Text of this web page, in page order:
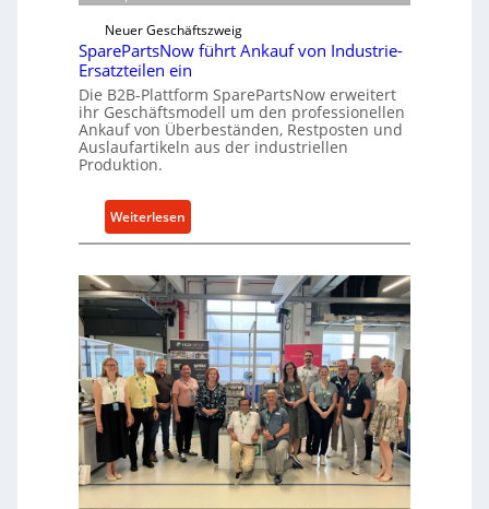
k
t
A
n
t
i
e
b
w
i
c
k
e
l
t
0
-
l
a
t
t
f
o
m
w
e
Neuer Geschäftszweig
SparePartsNow führt Ankauf von Industrie-
Ersatzteilen ein
Die B2B-Plattform SparePartsNow erweitert
ihr Geschäftsmodell um den professionellen
Ankauf von Überbeständen, Restposten und
Auslaufartikeln aus der industriellen
Produktion.
Weiterlesen:
S
a
r
e
P
a
r
s
N
o